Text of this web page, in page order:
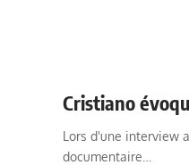
Cristiano
Lors d'une interview
documentaire…